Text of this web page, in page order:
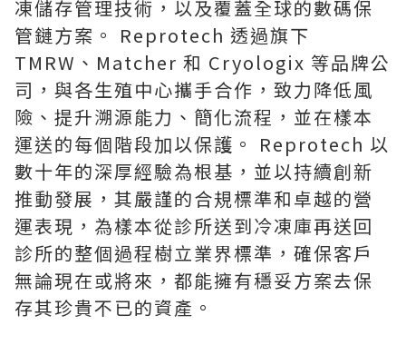
凍儲存管理技術，以及覆蓋全球的數碼保
管鏈方案。 Reprotech 透過旗下
TMRW、Matcher 和 Cryologix 等品牌公
司，與各生殖中心攜手合作，致力降低風
險、提升溯源能力、簡化流程，並在樣本
運送的每個階段加以保護。 Reprotech 以
數十年的深厚經驗為根基，並以持續創新
推動發展，其嚴謹的合規標準和卓越的營
運表現，為樣本從診所送到冷凍庫再送回
診所的整個過程樹立業界標準，確保客戶
無論現在或將來，都能擁有穩妥方案去保
存其珍貴不已的資產。